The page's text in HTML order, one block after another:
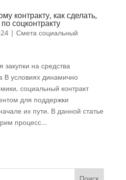
контракту, как сделать,
соцконтракту
| Смета социальный
на средства
В условиях динамично
социальный контракт
для поддержки
их пути. В данной статье
процесс...